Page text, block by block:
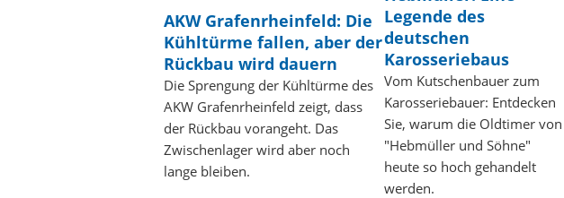
AKW Grafenrheinfeld: Die
Kühltürme fallen, aber der
Rückbau wird dauern
Die Sprengung der Kühltürme des
AKW Grafenrheinfeld zeigt, dass
der Rückbau vorangeht. Das
Zwischenlager wird aber noch
lange bleiben.
Legende des
deutschen
Karosseriebaus
Vom Kutschenbauer zum
Karosseriebauer: Entdecken
Sie, warum die Oldtimer von
"Hebmüller und Söhne"
heute so hoch gehandelt
werden.